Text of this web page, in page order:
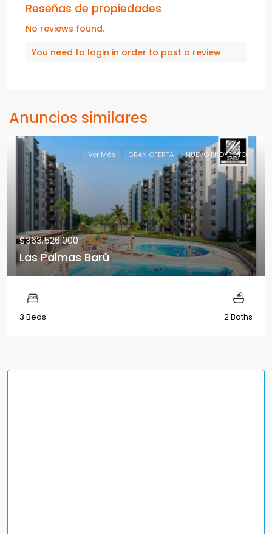
Reseñas de propiedades
No reviews found.
You need to login in order to post a review
Anuncios similares
Ver Más GRAN OFERTA NUEVO PROYECTO
$363.526.000
Las Palmas Barú
3 Beds 2 Baths